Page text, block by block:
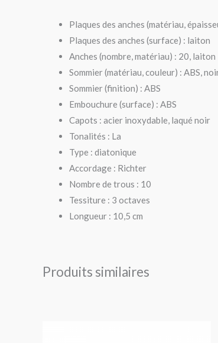
Plaques des anches (matériau,
Plaques des anches (surface) : laiton
Anches (nombre, matériau) : 20, laiton
Sommier (matériau, couleur) : ABS,
Sommier (finition) : ABS
Embouchure (surface) : ABS
Capots : acier inoxydable, laqué noir
Tonalités : La
Type : diatonique
Accordage : Richter
Nombre de trous : 10
Tessiture : 3 octaves
Longueur : 10,5 cm
Produits similaires